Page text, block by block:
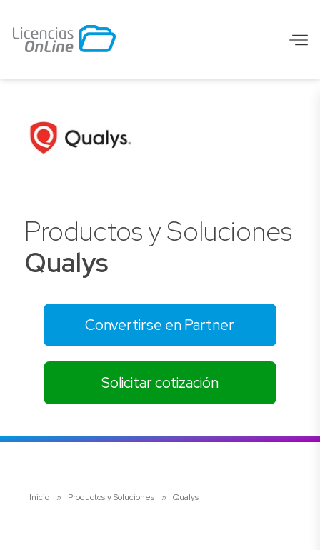
Productos y Soluciones
Qualys
Convertirse en Partner
Solicitar cotización
Inicio » Productos y Soluciones » Qualys